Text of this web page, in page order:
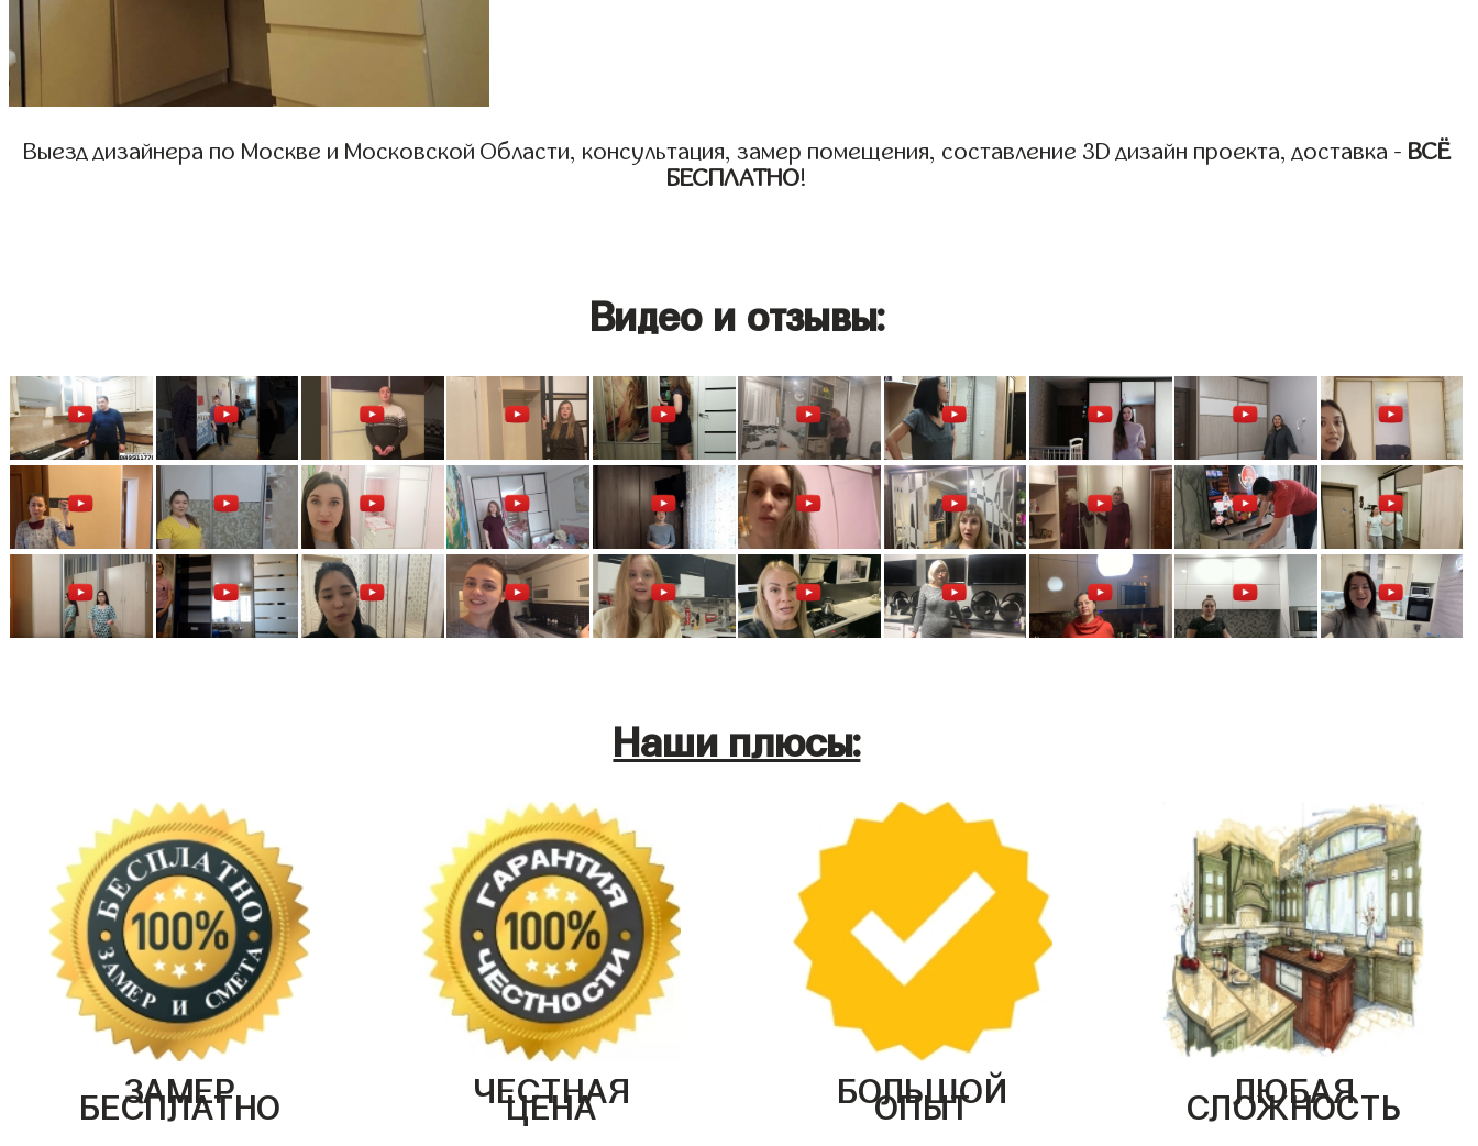
Выезд дизайнера по Москве и Московской Области, консультация, замер помещения, составление 3D дизайн проекта, доставка - ВСЁ
БЕСПЛАТНО!
Видео и отзывы:
Наши плюсы:
ЗАМЕР
БЕСПЛАТНО ЧЕСТНАЯ
ЦЕНА БОЛЬШОЙ
ОПЫТ ЛЮБАЯ
СЛОЖНОСТЬ